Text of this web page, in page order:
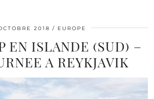
2018 EUROPE
EN ISLANDE (SUD) –
A REYKJAVIK